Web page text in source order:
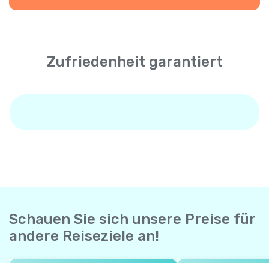
Zufriedenheit garantiert
Schauen Sie sich unsere Preise für
andere Reiseziele an!